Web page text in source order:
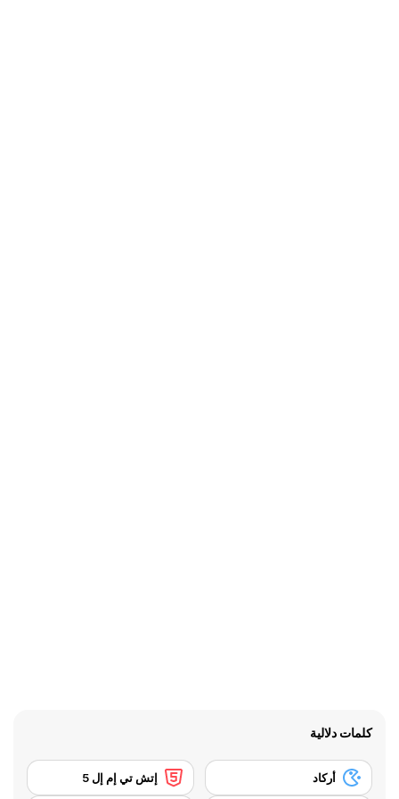
كلمات دلالية
أركاد إتش تي إم إل 5